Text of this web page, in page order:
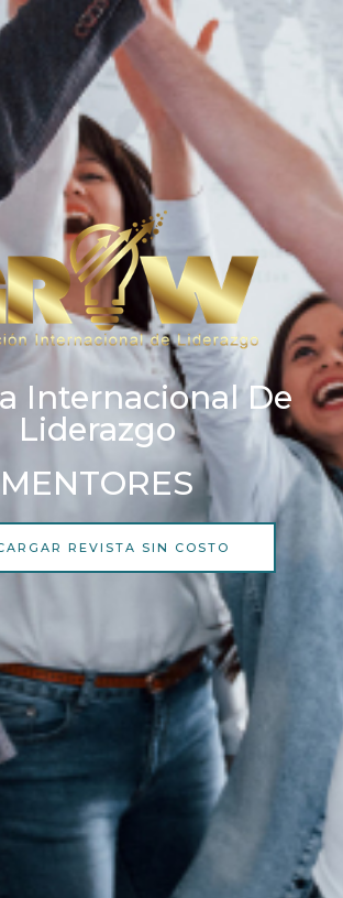
Internacional De
Liderazgo
MENTORES
REVISTA SIN COSTO